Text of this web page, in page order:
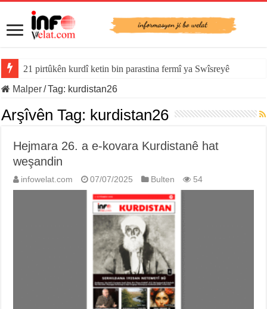
21 pirtûkên kurdî ketin bin parastina fermî ya Swîsreyê
Malper/Tag: kurdistan26
Arşîvên Tag: kurdistan26
Hejmara 26. a e-kovara Kurdistanê hat
weşandin
infowelat.com 07/07/2025 Bulten 54